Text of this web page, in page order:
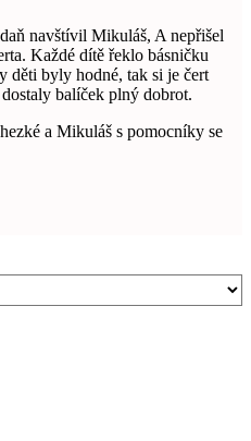
navštívil Mikuláš, A nepřišel
Každé dítě řeklo básničku
děti byly hodné, tak si je čert
balíček plný dobrot.
a Mikuláš s pomocníky se